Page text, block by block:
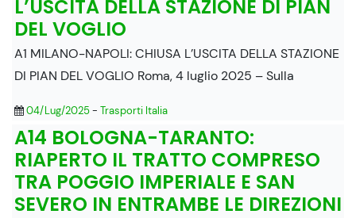
L’USCITA DELLA STAZIONE DI PIAN
DEL VOGLIO
A1 MILANO-NAPOLI: CHIUSA L’USCITA DELLA STAZIONE
DI PIAN DEL VOGLIO Roma, 4 luglio 2025 – Sulla
04/Lug/2025- Trasporti Italia
A14 BOLOGNA-TARANTO:
RIAPERTO IL TRATTO COMPRESO
TRA POGGIO IMPERIALE E SAN
SEVERO IN ENTRAMBE LE DIREZIONI